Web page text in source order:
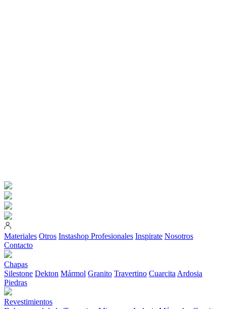
Materiales Otros Instashop Profesionales Inspirate Nosotros
Contacto
Chapas
Silestone Dekton Mármol Granito Travertino Cuarcita Ardosia
Piedras
Revestimientos